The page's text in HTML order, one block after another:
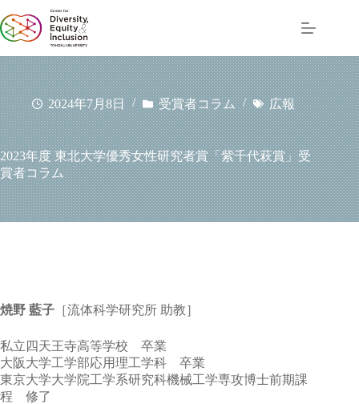
ン
テ
ン
ツ
へ
ス
キ
ッ
プ
2024年7月8日 受賞者コラム 広報
2023年度 東北大学優秀女性研究者賞「紫千代萩賞」受
賞者コラム
焼野 藍子 ［流体科学研究所 助教］
私立四天王寺高等学校 卒業
大阪大学工学部応用理工学科 卒業
東京大学大学院工学系研究科機械工学専攻博士前期課
程 修了